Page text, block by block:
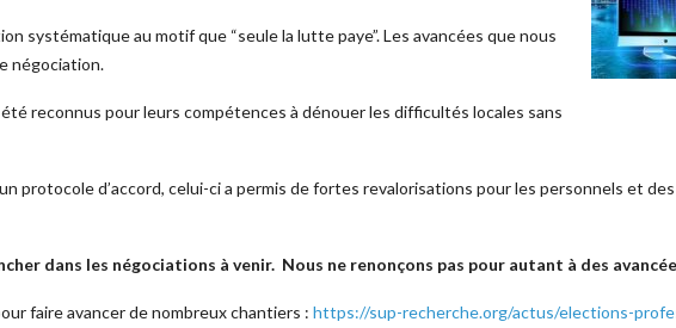
systématique au motif que “seule la lutte paye”. Les avancées que nous
négociation.
reconnus pour leurs compétences à dénouer les difficultés locales sans
protocole d’accord, celui-ci a permis de fortes revalorisations pour les personnels et
dans les négociations à venir. Nous ne renonçons pas pour autant à des
faire avancer de nombreux chantiers : https://sup-recherche.org/actus/elections-